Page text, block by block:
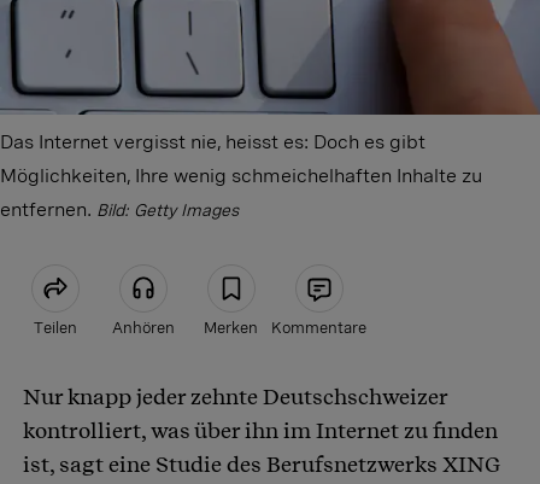
Das Internet vergisst nie, heisst es: Doch es gibt
Möglichkeiten, Ihre wenig schmeichelhaften Inhalte zu
entfernen. Bild: Getty Images
Teilen Anhören Merken Kommentare
Artikel teilen
Nur knapp jeder zehnte Deutschschweizer
kontrolliert, was über ihn im Internet zu finden
ist, sagt eine Studie des Berufsnetzwerks XING